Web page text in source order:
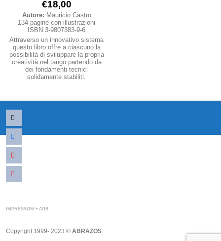
€18,00
Autore: Mauricio Castro
134 pagine con illustrazioni
ISBN 3-9807383-9-6
Attraverso un innovativo sistema
questo libro offre a ciascuno la
possibilità di sviluppare la propria
creatività nel tango partendo da
dei fondamenti tecnici
solidamente stabiliti.
mail
facebook
youtube
instagram
IMPRESSUM + AGB
Copyright 1999- 2023 ©ABRAZOS